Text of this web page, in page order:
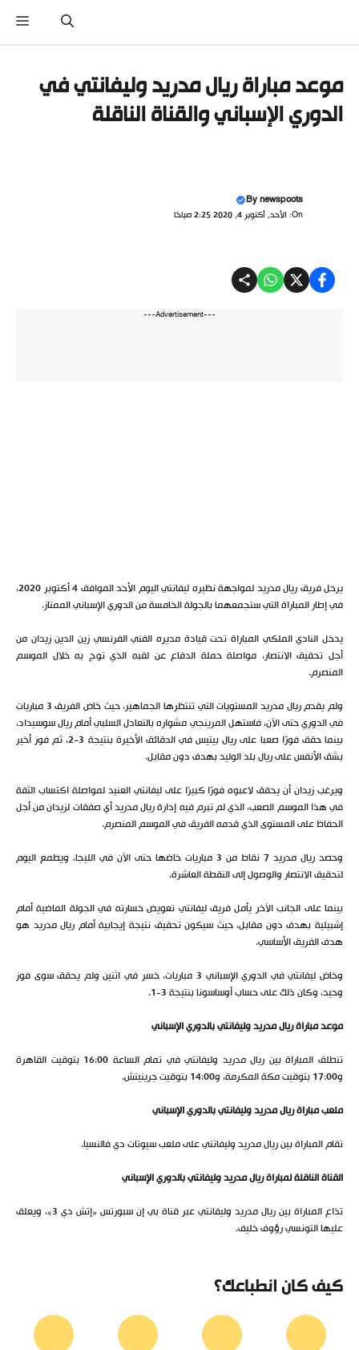
موعد مباراة ريال مدريد وليفانتي في
الدوري الإسباني والقناة الناقلة
Bynewspoots
On: الأحد, أكتوبر 4, 2020 2:25 صباحًا
---Advertisement---
يرحل فريق ريال مدريد لمواجهة نظيره ليفانتي اليوم الأحد الموافق 4 أكتوبر 2020،
في إطار المباراة التي ستجمعهما بالجولة الخامسة من الدوري الإسباني الممتاز.
يدخل النادي الملكي المباراة تحت قيادة مديره الفني الفرنسي زين الدين زيدان من
أجل تحقيق الانتصار، مواصلة حملة الدفاع عن لقبه الذي توج به خلال الموسم
المنصرم.
ولم يقدم ريال مدريد المستويات التي تنتظرها الجماهير، حيث خاض الفريق 3 مباريات
في الدوري حتى الآن، فاستهل المرينجي مشواره بالتعادل السلبي أمام ريال سوسيداد،
بينما حقق فوزًا صعبا على ريال بيتيس في الدقائق الأخيرة بنتيجة 3-2، ثم فوز أخير
بشق الأنفس على ريال بلد الوليد بهدف دون مقابل.
ويرغب زيدان أن يحقق لاعبوه فوزًا كبيرًا على ليفانتي العنيد لمواصلة اكتساب الثقة
في هذا الموسم الصعب، الذي لم تبرم فيه إدارة ريال مدريد أي صفقات لزيدان من أجل
الحفاظ على المستوى الذي قدمه الفريق في الموسم المنصرم.
وحصد ريال مدريد 7 نقاط من 3 مباريات خاضها حتى الآن في الليجا، ويطمع اليوم
لتحقيق الانتصار والوصول إلى النقطة العاشرة.
بينما على الجانب الآخر يأمل فريق ليفانتي تعويض خسارته في الجولة الماضية أمام
إشبيلية بهدف دون مقابل، حيث سيكون تحقيق نتيجة إيجابية أمام ريال مدريد هو
هدف الفريق الأساسي.
وخاض ليفانتي في الدوري الإسباني 3 مباريات، خسر في اثنين ولم يحقق سوى فوز
وحيد، وكان ذلك على حساب أوساسونا بنتيجة 3-1.
موعد مباراة ريال مدريد وليفانتي بالدوري الإسباني
تنطلق المباراة بين ريال مدريد وليفانتي في تمام الساعة 16:00 بتوقيت القاهرة
ملعب مباراة ريال مدريد وليفانتي بالدوري الإسباني
تقام المباراة بين ريال مدريد وليفانتي على ملعب سيوتات دي فالنسيا.
القناة الناقلة لمباراة ريال مدريد وليفانتي بالدوري الإسباني
تذاع المباراة بين ريال مدريد وليفانتي عبر قناة بي إن سبورتس «إتش دي 3»، ويعلق
عليها التونسي رؤوف خليف.
كيف كان انطباعك؟